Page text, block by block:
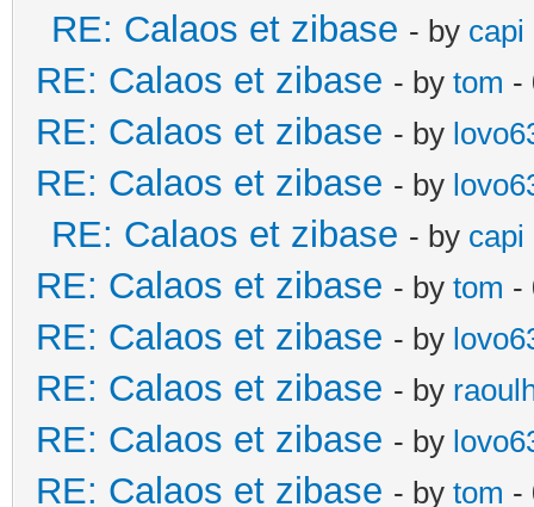
RE: Calaos et zibase - by capi
RE: Calaos et zibase - by tom -
RE: Calaos et zibase - by
RE: Calaos et zibase - by
RE: Calaos et zibase - by capi
RE: Calaos et zibase - by tom -
RE: Calaos et zibase - by
RE: Calaos et zibase - by
RE: Calaos et zibase - by
RE: Calaos et zibase - by tom -